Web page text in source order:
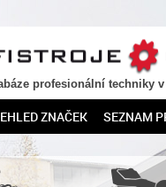
PROFISTROJE.CZ
profesionální techniky v
ZNAČEK SEZNAM